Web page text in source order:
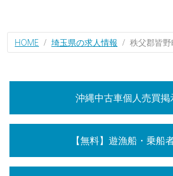
HOME 埼玉県の求人情報 秩父郡皆
沖縄中古車個人売買掲
【無料】遊漁船・乗船